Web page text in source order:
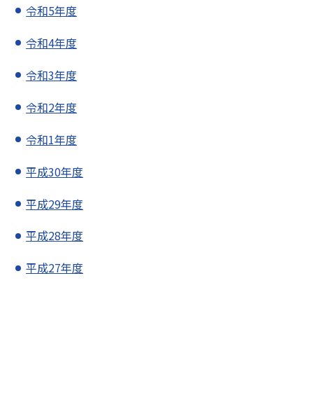
令和5年度
令和4年度
令和3年度
令和2年度
令和1年度
平成30年度
平成29年度
平成28年度
平成27年度